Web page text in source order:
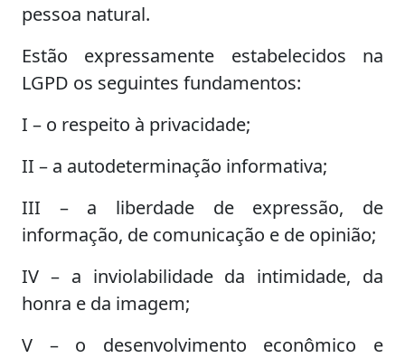
pessoa natural.
Estão expressamente estabelecidos na
LGPD os seguintes fundamentos:
I – o respeito à privacidade;
II – a autodeterminação informativa;
III – a liberdade de expressão, de
informação, de comunicação e de opinião;
IV – a inviolabilidade da intimidade, da
honra e da imagem;
V – o desenvolvimento econômico e